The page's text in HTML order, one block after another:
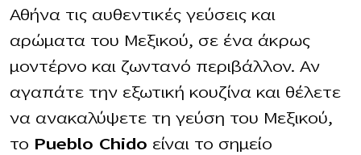
Αθήνα τις αυθεντικές γεύσεις και
αρώματα του Μεξικού, σε ένα άκρως
μοντέρνο και ζωντανό περιβάλλον. Αν
αγαπάτε την εξωτική κουζίνα και θέλετε
να ανακαλύψετε τη γεύση του Μεξικού,
το Pueblo Chido είναι το σημείο